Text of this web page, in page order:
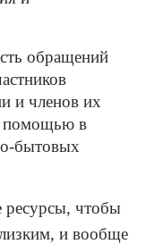
обращений
и членов их
помощью в
бытовых
ресурсы, чтобы
и вообще